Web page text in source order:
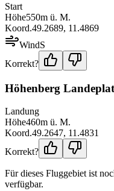
Start
Höhe550m ü. M.
Koord.49.2689, 11.4869
WindS
Korrekt?
Höhenberg
Landung
Höhe460m ü. M.
Koord.49.2647, 11.4831
Korrekt?
Für dieses Fluggebiet ist
verfügbar.